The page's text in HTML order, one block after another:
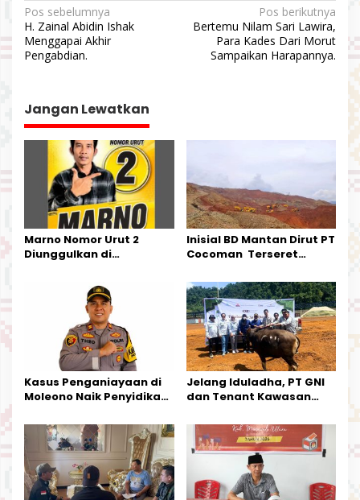
N
a
v
g
a
s
Pos sebelumnya
H. Zainal Abidin Ishak
Menggapai Akhir
Pengabdian.
Pos berikutnya
Bertemu Nilam Sari Lawira,
Para Kades Dari Morut
Sampaikan Harapannya.
Jangan Lewatkan
Marno Nomor Urut 2
Diunggulkan di
Kesederhanaannya Jadi
Harapan Warga
Inisial BD Mantan Dirut PT
Cocoman Terseret
Tata Kelola Tambang
Kalimantan Barat
Kasus Penganiayaan di
Moleono Naik Penyidikan,
Kesempatan Terakhir
Jelang Iduladha, PT GNI
dan Tenant Kawasan
Kurban